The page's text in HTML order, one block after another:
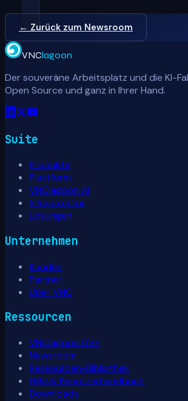
← Zurück zum Newsroom
VNClagoon
Der souveräne Arbeitsplatz und die KI-
Open Source und ganz in Ihrer Hand.
Suite
Produkte
Plattform
VNClagoon AI
Infrastruktur
Lösungen
Unternehmen
Kunden
Partner
Über VNC
Ressourcen
VNClagoon LIVE
Newsroom
Ressourcen-Bibliothek
Hilfe & Benutzerhandbuch
Downloads